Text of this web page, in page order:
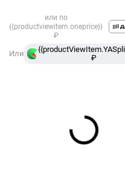
или по
{{productviewitem.oneprice}}
₽
Или
₽